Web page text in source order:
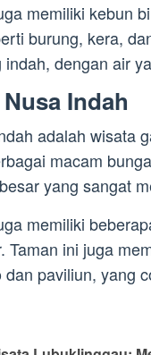
memiliki kebun
burung, kera,
dengan air
Indah
adalah wisata
macam
yang sangat
memiliki
Taman ini juga
paviliun, yang